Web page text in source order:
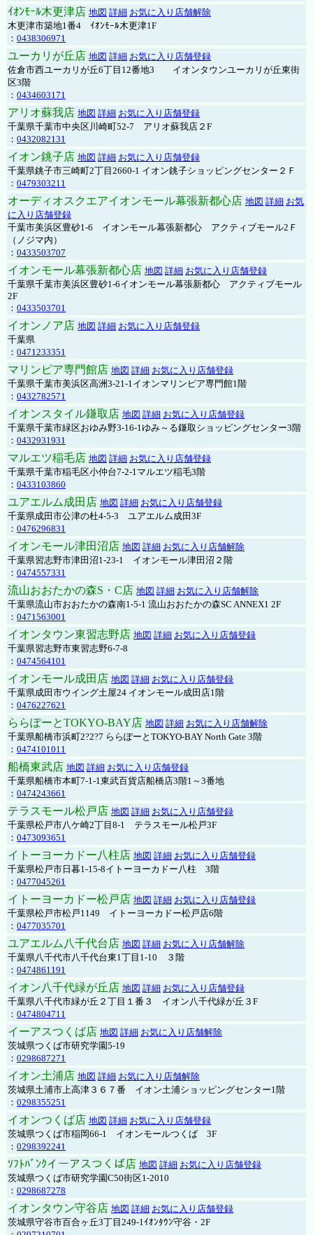
ｲｵﾝﾓｰﾙ木更津店 地図 詳細 お気に入り店舗解除
木更津市築地1番4 ｲｵﾝﾓｰﾙ木更津1F
： 0438306971
ユーカリが丘店 地図 詳細 お気に入り店舗登録
佐倉市西ユーカリが丘6丁目12番地3 イオンタウンユーカリが丘東街
区3階
： 0434603171
アリオ蘇我店 地図 詳細 お気に入り店舗登録
千葉県千葉市中央区川崎町52-7 アリオ蘇我店２F
： 0432082131
イオン銚子店 地図 詳細 お気に入り店舗登録
千葉県銚子市三崎町2丁目2660-1 イオン銚子ショッピングセンター２Ｆ
： 0479303211
オーディオスクエアイオンモール幕張新都心店 地図 詳細 お気
に入り店舗登録
千葉市美浜区豊砂1-6 イオンモール幕張新都心 アクティブモール2Ｆ
（ノジマ内）
： 0433503707
イオンモール幕張新都心店 地図 詳細 お気に入り店舗登録
千葉県千葉市美浜区豊砂1-6イオンモール幕張新都心 アクティブモール
2F
： 0433503701
イオンノア店 地図 詳細 お気に入り店舗登録
千葉県
： 0471233351
マリンピア専門館店 地図 詳細 お気に入り店舗登録
千葉県千葉市美浜区高洲3-21-1イオンマリンピア専門館1階
： 0432782571
イオンスタイル鎌取店 地図 詳細 お気に入り店舗登録
千葉県千葉市緑区おゆみ野3-16-1ゆみ～る鎌取ショッピングセンター3階
： 0432931931
マルエツ稲毛店 地図 詳細 お気に入り店舗登録
千葉県千葉市稲毛区小仲台7-2-1マルエツ稲毛3階
： 0433103860
ユアエルム成田店 地図 詳細 お気に入り店舗登録
千葉県成田市公津の杜4-5-3 ユアエルム成田3F
： 0476296831
イオンモール津田沼店 地図 詳細 お気に入り店舗解除
千葉県習志野市津田沼1-23-1 イオンモール津田沼２階
： 0474557331
流山おおたかの森S・C店 地図 詳細 お気に入り店舗解除
千葉県流山市おおたかの森南1-5-1 流山おおたかの森SC ANNEX1 2F
： 0471563001
イオンタウン東習志野店 地図 詳細 お気に入り店舗登録
千葉県習志野市東習志野6-7-8
： 0474564101
イオンモール成田店 地図 詳細 お気に入り店舗登録
千葉県成田市ウイング土屋24 イオンモール成田店1階
： 0476227621
ららぽーとTOKYO-BAY店 地図 詳細 お気に入り店舗解除
千葉県船橋市浜町2?2?7 ららぽーとTOKYO-BAY North Gate 3階
： 0474101011
船橋東武店 地図 詳細 お気に入り店舗登録
千葉県船橋市本町7-1-1東武百貨店船橋店3階1～3番地
： 0474243661
テラスモール松戸店 地図 詳細 お気に入り店舗登録
千葉県松戸市八ケ崎2丁目8-1 テラスモール松戸3F
： 0473093651
イトーヨーカドー八柱店 地図 詳細 お気に入り店舗登録
千葉県松戸市日暮1-15-8イトーヨーカドー八柱 3階
： 0477045261
イトーヨーカドー松戸店 地図 詳細 お気に入り店舗登録
千葉県松戸市松戸1149 イトーヨーカドー松戸店6階
： 0477035701
ユアエルム八千代台店 地図 詳細 お気に入り店舗解除
千葉県八千代市八千代台東1丁目1-10 ３階
： 0474861191
イオン八千代緑が丘店 地図 詳細 お気に入り店舗登録
千葉県八千代市緑が丘２丁目１番３ イオン八千代緑が丘３F
： 0474804711
イーアスつくば店 地図 詳細 お気に入り店舗解除
茨城県つくば市研究学園5-19
： 0298687271
イオン土浦店 地図 詳細 お気に入り店舗解除
茨城県土浦市上高津３６７番 イオン土浦ショッピングセンター1階
： 0298355251
イオンつくば店 地図 詳細 お気に入り店舗登録
茨城県つくば市稲岡66-1 イオンモールつくば 3F
： 0298392241
ｿﾌﾄﾊﾞﾝｸイーアスつくば店 地図 詳細 お気に入り店舗登録
茨城県つくば市研究学園C50街区1-2010
： 0298687278
イオンタウン守谷店 地図 詳細 お気に入り店舗登録
茨城県守谷市百合ヶ丘3丁目249-1ｲｵﾝﾀｳﾝ守谷・2F